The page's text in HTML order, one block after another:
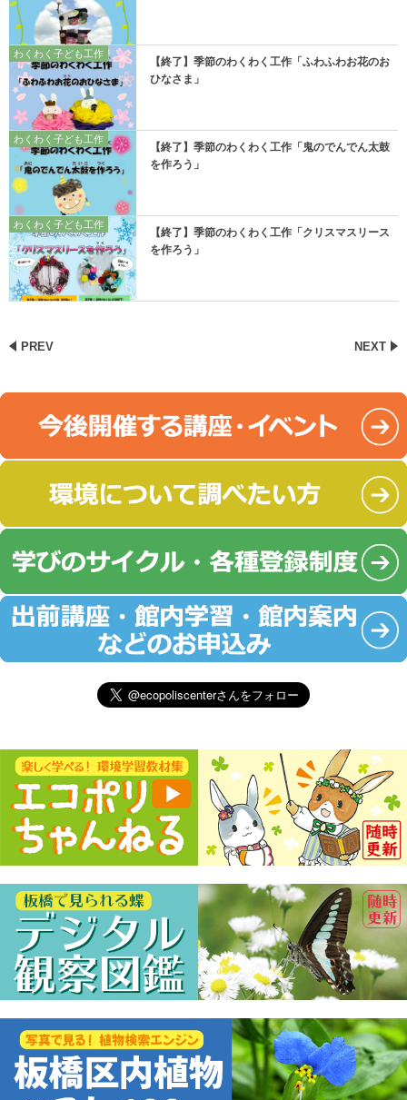
わくわく子ども工作
【終了】季節のわくわく工作「ふわふわお花のお
ひなさま」
わくわく子ども工作
【終了】季節のわくわく工作「鬼のでんでん太鼓
を作ろう」
わくわく子ども工作
【終了】季節のわくわく工作「クリスマスリース
を作ろう」
PREV NEXT